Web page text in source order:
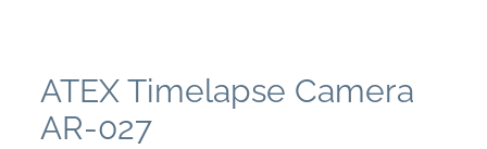
ATEX Timelapse Camera
AR-027